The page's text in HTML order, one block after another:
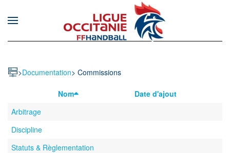
Skip to main content
>Documentation> Commissions
Nom
Date d'ajout
Arbitrage
Discipline
Statuts & Règlementation